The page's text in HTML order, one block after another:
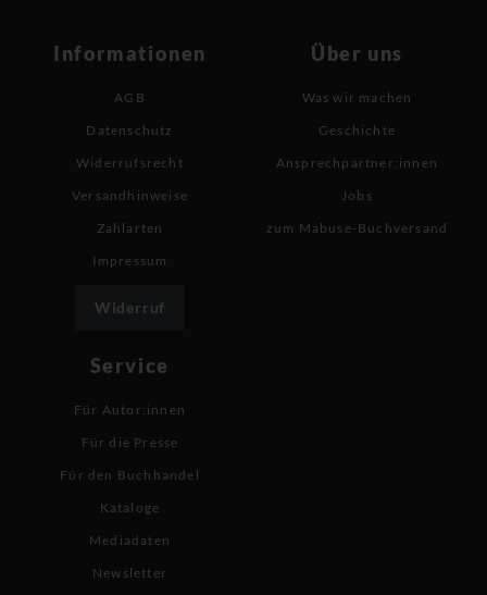
Informationen
AGB
Datenschutz
Widerrufsrecht
Versandhinweise
Zahlarten
Impressum
Widerruf
Über uns
Was wir machen
Geschichte
Ansprechpartner:innen
Jobs
zum Mabuse-Buchversand
Service
Für Autor:innen
Für die Presse
Für den Buchhandel
Kataloge
Mediadaten
Newsletter